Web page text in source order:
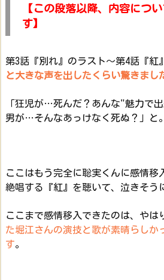
【この段落以降、内容につ
す】
第3話『別れ』のラスト～第4話『紅
と大きな声を出したくらい驚きまし
「狂児が…死んだ？あんな"魅力で
男が…そんなあっけなく死ぬ？」と。
ここはもう完全に聡実くんに感情
絶唱する『紅』を聴いて、泣きそう
ここまで感情移入できたのは、やは
た堀江さんの演技と歌が素晴らしか
す。